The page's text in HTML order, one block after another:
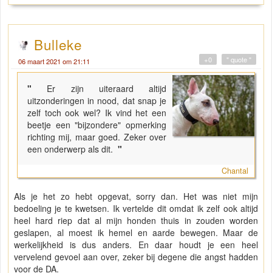
Bulleke
06 maart 2021 om 21:11 " quote "
+0
" Er zijn uiteraard altijd
uitzonderingen in nood, dat snap je
zelf toch ook wel? Ik vind het een
beetje een "bijzondere" opmerking
richting mij, maar goed. Zeker over
een onderwerp als dit. "
Chantal
Als je het zo hebt opgevat, sorry dan. Het was niet mijn
bedoeling je te kwetsen. Ik vertelde dit omdat ik zelf ook altijd
heel hard riep dat al mijn honden thuis in zouden worden
geslapen, al moest ik hemel en aarde bewegen. Maar de
werkelijkheid is dus anders. En daar houdt je een heel
vervelend gevoel aan over, zeker bij degene die angst hadden
voor de DA.